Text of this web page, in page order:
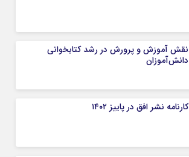
نقش آموزش و پرورش در رشد کتابخوانی
دانش‌‌آموزان
کارنامه نشر افق در پاییز ۱۴۰۲